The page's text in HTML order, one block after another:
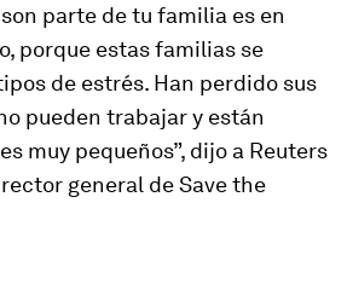
parte de tu familia es en
porque estas familias se
de estrés. Han perdido sus
pueden trabajar y están
muy pequeños”, dijo a Reuters
general de Save the